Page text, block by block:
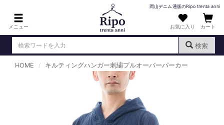
メニュー
岡山デニム通販のRipo trenta anni
お気に入り カート
検索
）
DENIM : デニム
HOME キルティングハンガー刺繍プルオーバーパーカー